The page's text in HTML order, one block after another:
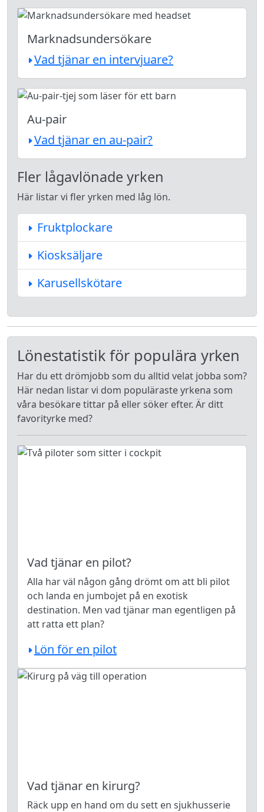
Marknadsundersökare
Vad tjänar en intervjuare?
Au-pair
Vad tjänar en au-pair?
Fler lågavlönade yrken
Här listar vi fler yrken med låg lön.
Fruktplockare
Kiosksäljare
Karusellskötare
Lönestatistik för populära yrken
Har du ett drömjobb som du alltid velat jobba som?
Här nedan listar vi dom populäraste yrkena som
våra besökare tittar på eller söker efter. Är ditt
favorityrke med?
Vad tjänar en pilot?
Alla har väl någon gång drömt om att bli pilot
och landa en jumbojet på en exotisk
destination. Men vad tjänar man egentligen på
att ratta ett plan?
Lön för en pilot
Vad tjänar en kirurg?
Räck upp en hand om du sett en sjukhusserie